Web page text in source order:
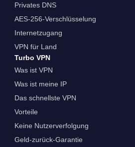
Privates DNS
AES-256-Verschlüsselung
Internetzugang
VPN für Land
Turbo VPN
Was ist VPN
Was ist meine IP
Das schnellste VPN
Vorteile
Keine Nutzerverfolgung
Geld-zurück-Garantie